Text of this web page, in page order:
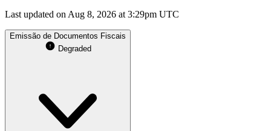
Last updated on Aug 8, 2026 at 3:29pm UTC
Emissão de Documentos Fiscais
Degraded